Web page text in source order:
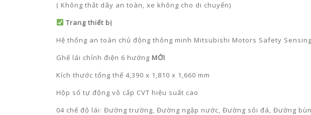
( Không thắt dây an toàn, xe không cho di chuyển)
Trang thiết bị
Hệ thống an toàn chủ động thông minh Mitsubishi Motors Safety Sensing
Ghế lái chỉnh điện 6 hướng MỚI
Kích thước tổng thể 4,390 x 1,810 x 1,660 mm
Hộp số tự động vô cấp CVT hiệu suất cao
04 chế độ lái: Đường trường, Đường ngập nước, Đường sỏi đá, Đường